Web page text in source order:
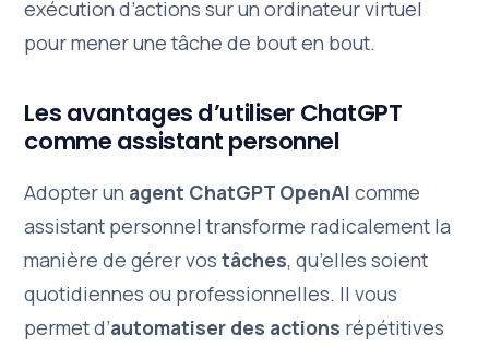
exécution d’actions sur un ordinateur virtuel
pour mener une tâche de bout en bout.
Les avantages d’utiliser ChatGPT
comme assistant personnel
Adopter un agent ChatGPT OpenAI comme
assistant personnel transforme radicalement la
manière de gérer vostâches, qu’elles soient
quotidiennes ou professionnelles. Il vous
permet d’automatiser des actions répétitives